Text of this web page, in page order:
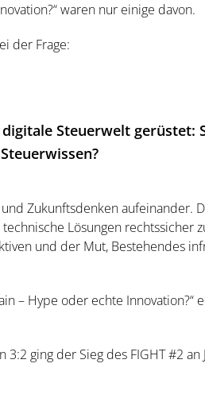
waren nur einige davon.
der Frage:
Steuerwelt gerüstet:
Zukunftsdenken aufeinander.
Lösungen rechtssicher
und der Mut, Bestehendes
– Hype oder echte Innovation?“
ging der Sieg des FIGHT #2 an